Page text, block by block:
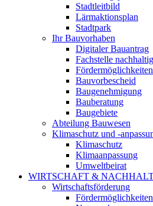
Stadtleitbild
Lärmaktionsplan
Stadtpark
Ihr Bauvorhaben
Digitaler Bauantrag
Fachstelle
Fördermöglichkeiten
Bauvorbescheid
Baugenehmigung
Bauberatung
Baugebiete
Abteilung Bauwesen
Klimaschutz und -
Klimaschutz
Klimaanpassung
Umweltbeirat
WIRTSCHAFT &
Wirtschaftsförderung
Fördermöglichkeiten